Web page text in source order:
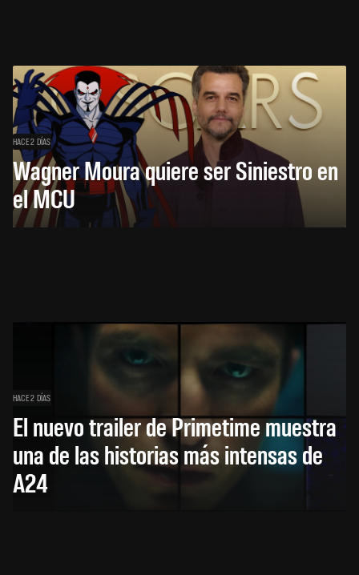
HACE 2 DÍAS
Wagner Moura quiere ser Siniestro en
el MCU
HACE 2 DÍAS
El nuevo trailer de Primetime muestra
una de las historias más intensas de
A24